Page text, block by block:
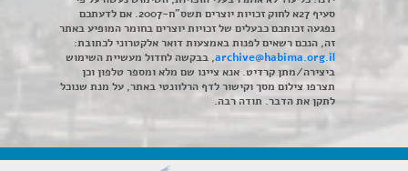
סעיף 27א לחוק זכויות יוצרים תשס"ח-2007. אם לדעתכם
נפגעה זכותכם כבעלים של זכויות יוצרים בחומר המופיע באתר
זה, הנכם רשאים לפנות באמצעות דואר אלקטרוני לכתובת:
archive@habima.org.il, בבקשה לחדול מעשיית השימוש
ביצירה/מתן קרדיט. אנא ציינו שם מלא ומספר טלפון וכן
תצרפו צילום מסך וקישור לדף הרלוונטי באתר, על מנת שנוכל
לתקן את הדבר. תודה רבה.